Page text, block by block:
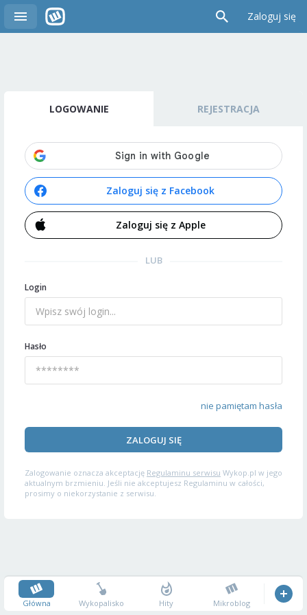
Zaloguj się
LOGOWANIE REJESTRACJA
Zaloguj się z Facebook
Zaloguj się z Apple
LUB
Login
Hasło
nie pamiętam hasła
ZALOGUJ SIĘ
Zalogowanie oznacza akceptację Regulaminu serwisu Wykop.pl w jego
aktualnym brzmieniu. Jeśli nie akceptujesz Regulaminu w całości,
prosimy o niekorzystanie z serwisu.
Główna Wykopalisko Hity Mikroblog